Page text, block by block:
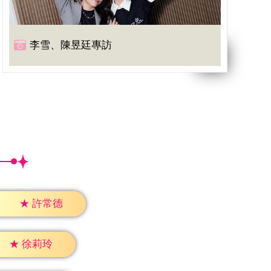
李雪、陳昱廷專訪
★ 許常德
★ 徐莉玲